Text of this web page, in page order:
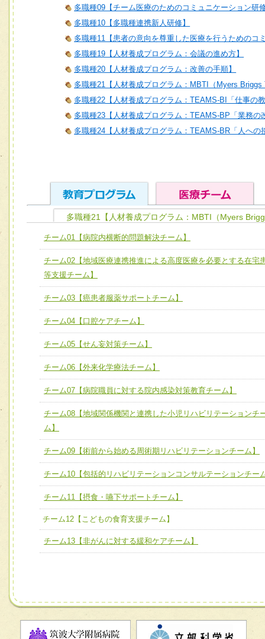
多職種09【チーム医療のためのコミュニケーション研
多職種10【多職種連携新人研修】
多職種11【患者の意向を尊重した医療を行うためのコ
多職種19【人材養成プログラム：会議の進め方】
多職種20【人材養成プログラム：改善の手順】
多職種21【人材養成プログラム：MBTI（Myers
多職種22【人材養成プログラム：TEAMS-BI「仕事の
多職種23【人材養成プログラム：TEAMS-BP「業務の
多職種24【人材養成プログラム：TEAMS-BR「人への
ユニット１ 医療人としての基礎能力
全人的医療を実践する医療人として、必要な基礎能力を身
ける
必要に応じて柔軟に医療チームを組織し、強調できる
ユニット３ 多職種連携力
他職種の視点とスキルを学び、相互理解と連携を深める
チーム01【病院内横断的問題解決チーム】
チーム02【地域医療連携推進による高度医療を必要とする
宅患者等支援チーム】
チーム05【せん妄対策チーム】
チーム06【外来化学療法チーム】
チーム07【病院職員に対する院内感染対策教育チーム】
チーム08【地域関係機関と連携した小児リハビリテーショ
チーム09【術前から始める周術期リハビリテーションチー
ム】
チーム10【包括的リハビリテーションコンサルテーション
ーム】
チーム11【摂食・嚥下サポートチーム】
チーム12【こどもの食育支援チーム】
多職種21【人材養成プログラム：MBTI（Myers
チーム01【病院内横断的問題解決チーム】
チーム02【地域医療連携推進による高度医療を必要とする在宅
等支援チーム】
チーム03【癌患者服薬サポートチーム】
チーム04【口腔ケアチーム】
チーム05【せん妄対策チーム】
チーム06【外来化学療法チーム】
チーム07【病院職員に対する院内感染対策教育チーム】
チーム08【地域関係機関と連携した小児リハビリテーションチ
ム】
チーム09【術前から始める周術期リハビリテーションチーム】
チーム10【包括的リハビリテーションコンサルテーションチー
チーム11【摂食・嚥下サポートチーム】
チーム12【こどもの食育支援チーム】
チーム13【非がんに対する緩和ケアチーム】